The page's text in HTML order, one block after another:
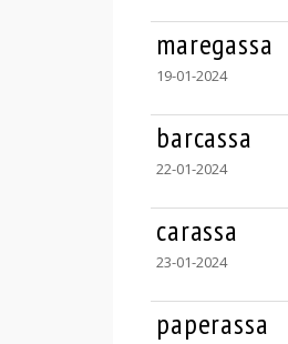
maregassa
19-01-2024
barcassa
22-01-2024
carassa
23-01-2024
paperassa